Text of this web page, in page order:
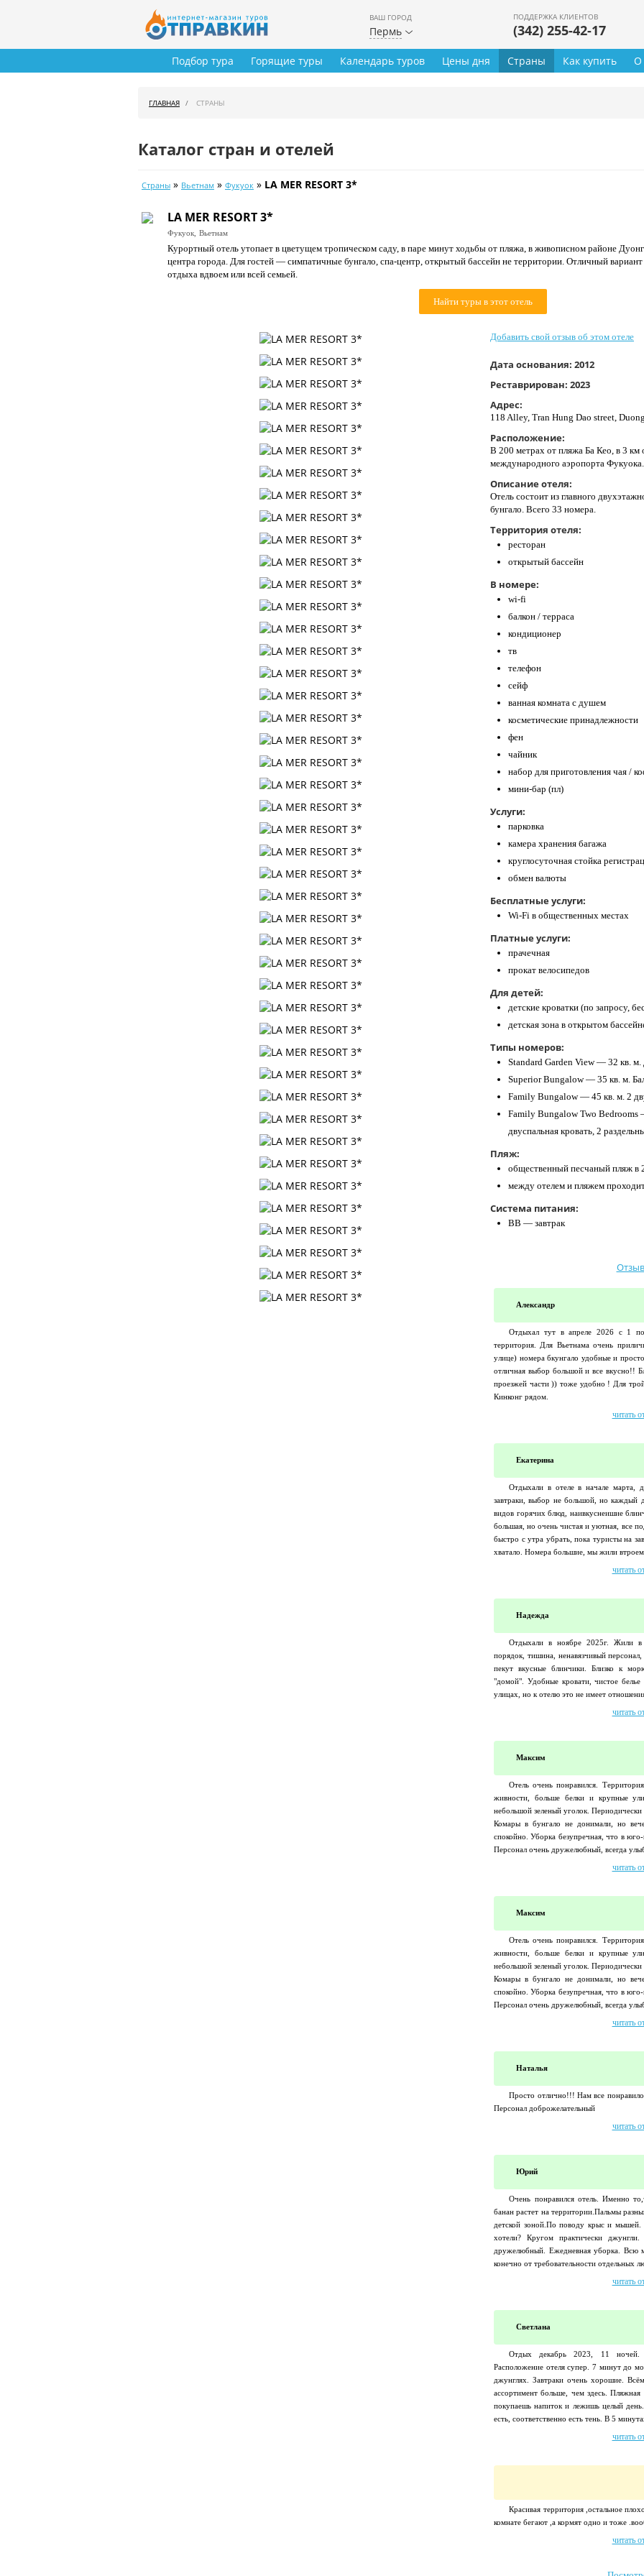
ВАШ ГОРОД
Пермь
ПОДДЕРЖКА КЛИЕНТОВ
(342) 255-42-17
Подбор тура Горящие туры Календарь туров Цены дня Страны Как купить О
ГЛАВНАЯ СТРАНЫ
Каталог стран и отелей
Страны » Вьетнам » Фукуок » LA MER RESORT 3*
LA MER RESORT 3*
Фукуок, Вьетнам
Курортный отель утопает в цветущем тропическом саду, в паре минут ходьбы от пляжа, в живописном районе
центра города. Для гостей — симпатичные бунгало, спа-центр, открытый бассейн не территории. Отличный вариант
отдыха вдвоем или всей семьей.
Найти туры в этот отель
Добавить свой отзыв об этом отеле
Дата основания: 2012
Реставрирован: 2023
Адрес:
118 Alley, Tran Hung Dao street,
Расположение:
В 200 метрах от пляжа Ба Кео, в 3
международного аэропорта Фукуока.
Описание отеля:
Отель состоит из главного
бунгало. Всего 33 номера.
Территория отеля:
ресторан
открытый бассейн
В номере:
wi-fi
балкон / терраса
кондиционер
тв
телефон
сейф
ванная комната с душем
косметические принадлежности
фен
чайник
набор для приготовления чая /
мини-бар (пл)
Услуги:
парковка
камера хранения багажа
круглосуточная стойка
обмен валюты
Бесплатные услуги:
Wi-Fi в общественных местах
Платные услуги:
прачечная
прокат велосипедов
Для детей:
детские кроватки (по запросу,
детская зона в открытом
Типы номеров:
Standard Garden View — 32 кв. м.
Superior Bungalow — 35 кв. м.
Family Bungalow — 45 кв. м. 2
Family Bungalow Two Bedrooms
двуспальная кровать, 2
Пляж:
общественный песчаный пляж в
между отелем и пляжем
Система питания:
BB — завтрак
Александр
Отдыхал тут в апреле 2026 с 1
территория. Для Вьетнама очень
улице) номера бкунгало удобные и
отличная выбор большой и все вкусно!!
проезжей части )) тоже удобно ! Для
Кинконг рядом.
читать
Екатерина
Отдыхали в отеле в начале марта,
завтраки, выбор не большой, но каждый
видов горячих блюд, наивкуснеишие
большая, но очень чистая и уютная, все
быстро с утра убрать, пока туристы на
хватало. Номера большие, мы жили
читать
Надежда
Отдыхали в ноябре 2025г. Жили в
порядок, тишина, ненавязчивый
пекут вкусные блинчики. Близко к
"домой". Удобные кровати, чистое
улицах, но к отелю это не имеет
читать
Максим
Отель очень понравился.
живности, больше белки и крупные
небольшой зеленый уголок.
Комары в бунгало не донимали, но
спокойно. Уборка безупречная, что в
Персонал очень дружелюбный, всегда
читать
Максим
Отель очень понравился.
живности, больше белки и крупные
небольшой зеленый уголок.
Комары в бунгало не донимали, но
спокойно. Уборка безупречная, что в
Персонал очень дружелюбный, всегда
читать
Наталья
Просто отлично!!! Нам все
Персонал доброжелательный
читать
Юрий
Очень понравился отель. Именно
банан растет на территории.Пальмы
детской зоной.По поводу крыс и
хотели? Кругом практически
дружелюбный. Ежедневная уборка. Всю
конечно от требовательности отдельных
читать
Светлана
Отдых декабрь 2023, 11 ночей.
Расположение отеля супер. 7 минут до
джунглях. Завтраки очень хорошие.
ассортимент больше, чем здесь.
покупаешь напиток и лежишь целый
есть, соответственно есть тень. В 5
читать
Красивая территория ,остальное
комнате бегают ,а кормят одно и тоже
читать